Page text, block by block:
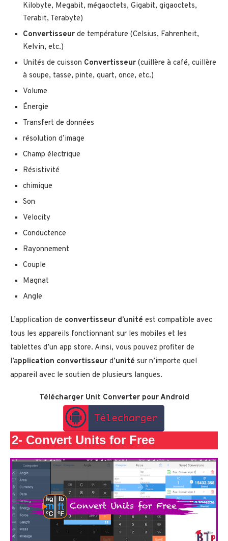
Kilobyte, Megabit, mégaoctets, Gigabit, gigaoctets,
Terabit, Terabyte)
Convertisseur de température (Celsius, Fahrenheit,
Kelvin, etc.)
Unités de cuisson Convertisseur (cuillère à café, cuillère
à soupe, tasse, pinte, quart, once, etc.)
Volume
Énergie
Transfert de données
résolution d’image
Champ électrique
Résistivité
chimique
Son
Velocity
Conductence
Rayonnement
Couple
Magnat
Angle
L’application de convertisseur d’unité est compatible avec
tous les appareils fonctionnant sur les mobiles et les
tablettes d’un app store. Ainsi, vous pouvez profiter de
l’application convertisseur d’unité sur n’importe quel
appareil avec le soutien de plusieurs langues.
Télécharger Unit Converterpour Android
2- Convert Units for Free